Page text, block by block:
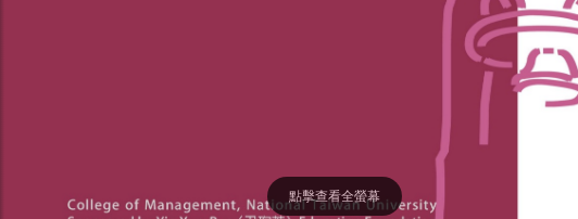
點擊查看全螢幕